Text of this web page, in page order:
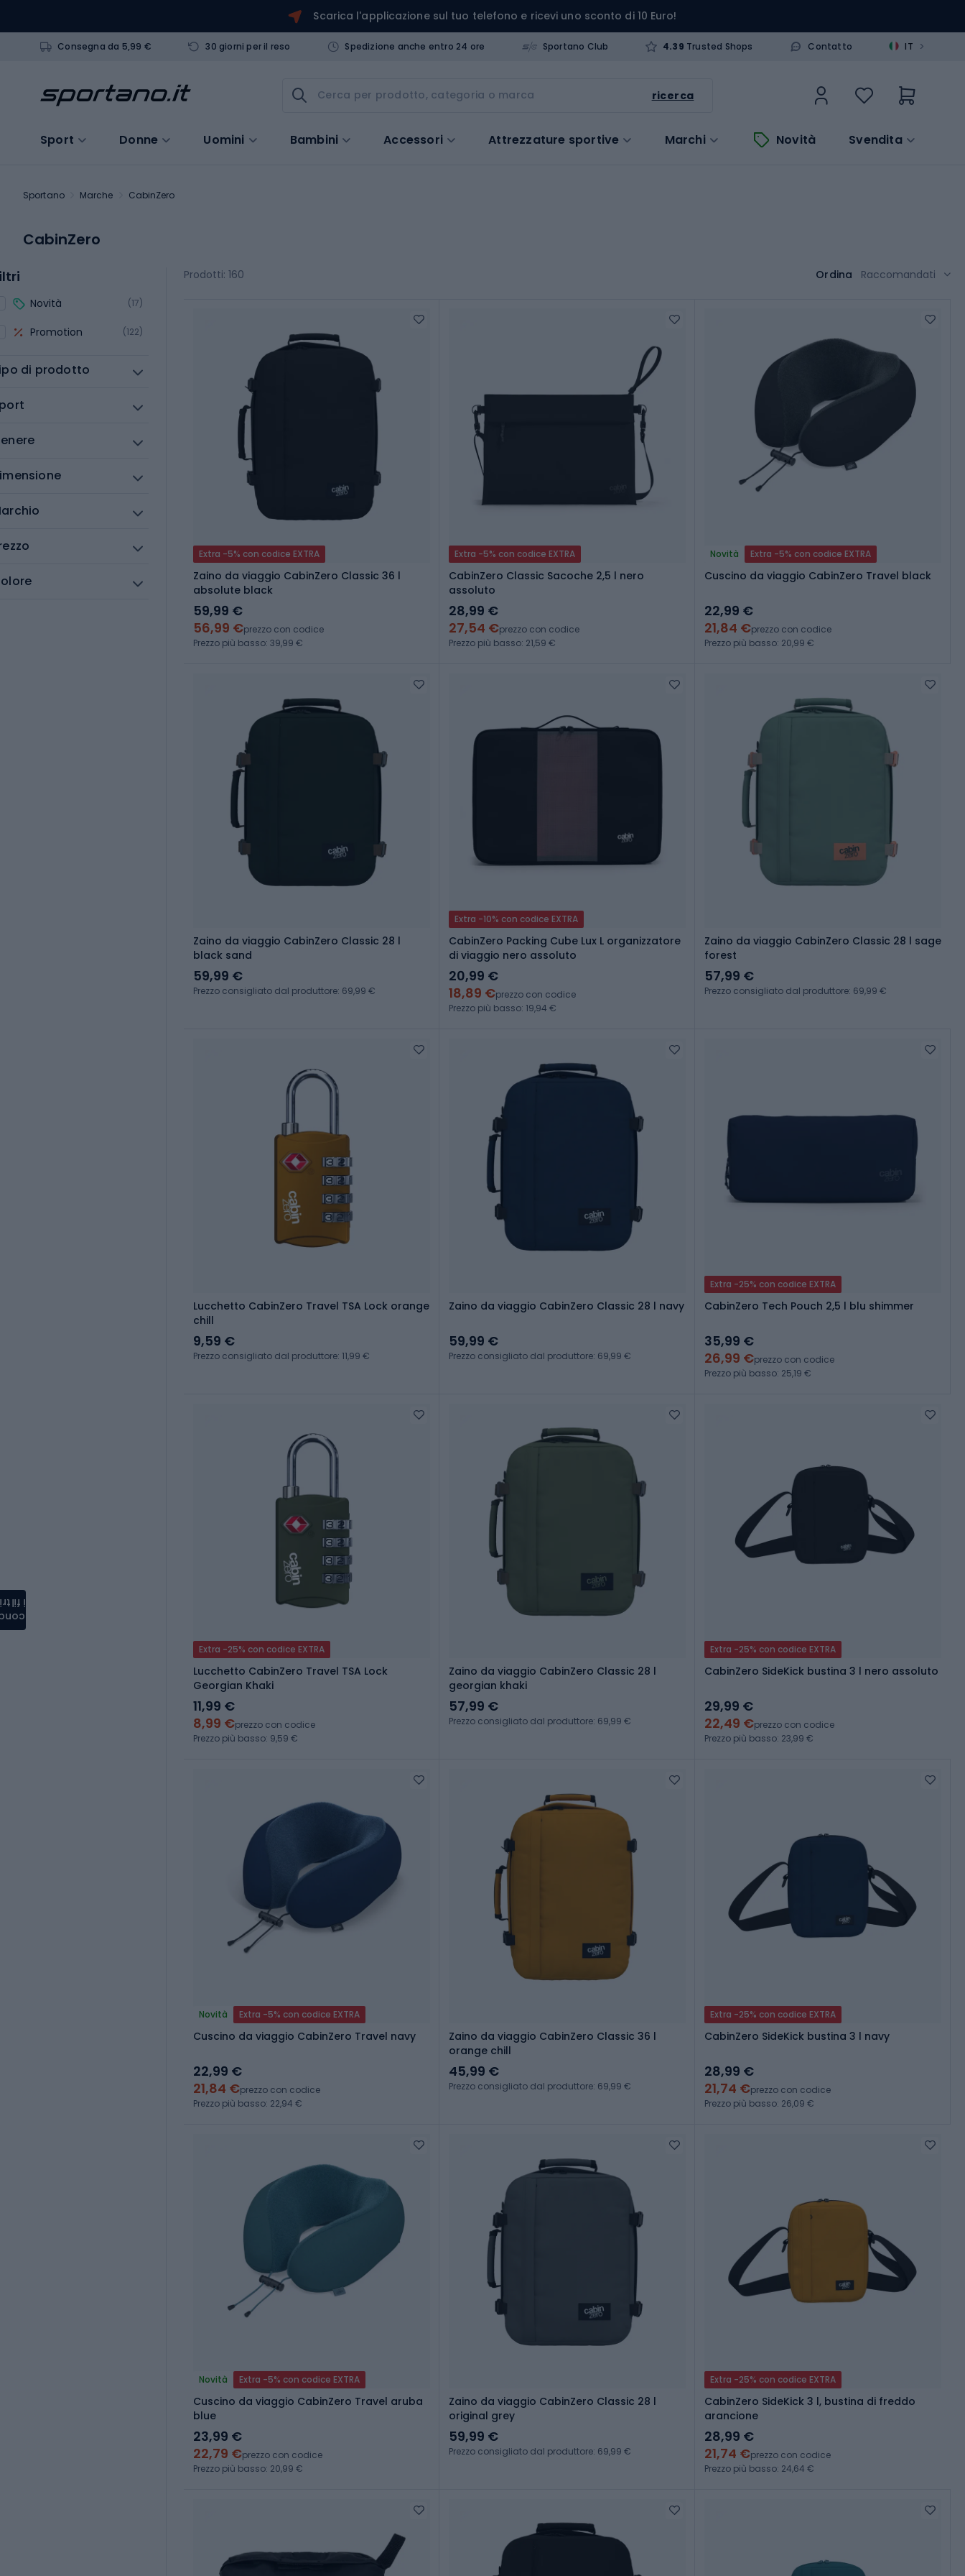
Scarica l'applicazione sul tuo telefono e ricevi uno sconto di 10 Euro!
Consegna da 5,99 € 30 giorni per il reso Spedizione anche entro 24 ore Sportano Club 4.39 Trusted Shops Contatto IT >
ricerca
Sport Donne Uomini Bambini Accessori Attrezzature sportive Marchi Novità Svendita
Sportano Marche CabinZero
CabinZero
Novità (17)
Promotion (122)
di prodotto
Prodotti: 160 Ordina Raccomandati
Extra -5% con codice EXTRA
Zaino da viaggio CabinZero Classic 36 l
absolute black
59,99 €
56,99 €prezzo con codice
Prezzo più basso: 39,99 €
Extra -5% con codice EXTRA
CabinZero Classic Sacoche 2,5 l nero
assoluto
28,99 €
27,54 €prezzo con codice
Prezzo più basso: 21,59 €
Novità Extra -5% con codice EXTRA
Cuscino da viaggio CabinZero Travel black
22,99 €
21,84 €prezzo con codice
Prezzo più basso: 20,99 €
Zaino da viaggio CabinZero Classic 28 l
black sand
59,99 €
Prezzo consigliato dal produttore: 69,99 €
Extra -10% con codice EXTRA
CabinZero Packing Cube Lux L organizzatore
di viaggio nero assoluto
20,99 €
18,89 €prezzo con codice
Prezzo più basso: 19,94 €
Zaino da viaggio CabinZero Classic 28 l sage
forest
57,99 €
Prezzo consigliato dal produttore: 69,99 €
Lucchetto CabinZero Travel TSA Lock orange
chill
9,59 €
Prezzo consigliato dal produttore: 11,99 €
Zaino da viaggio CabinZero Classic 28 l navy
59,99 €
Prezzo consigliato dal produttore: 69,99 €
Extra -25% con codice EXTRA
CabinZero Tech Pouch 2,5 l blu shimmer
35,99 €
26,99 €prezzo con codice
Prezzo più basso: 25,19 €
Extra -25% con codice EXTRA
Lucchetto CabinZero Travel TSA Lock
Georgian Khaki
11,99 €
8,99 €prezzo con codice
Prezzo più basso: 9,59 €
Zaino da viaggio CabinZero Classic 28 l
georgian khaki
57,99 €
Prezzo consigliato dal produttore: 69,99 €
Extra -25% con codice EXTRA
CabinZero SideKick bustina 3 l nero assoluto
29,99 €
22,49 €prezzo con codice
Prezzo più basso: 23,99 €
Novità Extra -5% con codice EXTRA
Cuscino da viaggio CabinZero Travel navy
22,99 €
21,84 €prezzo con codice
Prezzo più basso: 22,94 €
Zaino da viaggio CabinZero Classic 36 l
orange chill
45,99 €
Prezzo consigliato dal produttore: 69,99 €
Extra -25% con codice EXTRA
CabinZero SideKick bustina 3 l navy
28,99 €
21,74 €prezzo con codice
Prezzo più basso: 26,09 €
Novità Extra -5% con codice EXTRA
Cuscino da viaggio CabinZero Travel aruba
blue
23,99 €
22,79 €prezzo con codice
Prezzo più basso: 20,99 €
Zaino da viaggio CabinZero Classic 28 l
original grey
59,99 €
Prezzo consigliato dal produttore: 69,99 €
Extra -25% con codice EXTRA
CabinZero SideKick 3 l, bustina di freddo
arancione
28,99 €
21,74 €prezzo con codice
Prezzo più basso: 24,64 €
i filtri